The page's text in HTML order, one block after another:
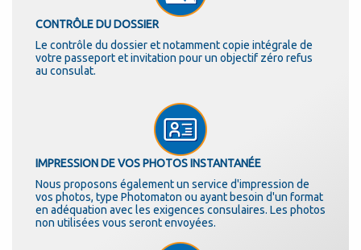
CONTRÔLE DU DOSSIER
Le contrôle du dossier et notamment copie intégrale de
votre passeport et invitation pour un objectif zéro refus
au consulat.
IMPRESSION DE VOS PHOTOS INSTANTANÉE
Nous proposons également un service d'impression de
vos photos, type Photomaton ou ayant besoin d'un format
en adéquation avec les exigences consulaires. Les photos
non utilisées vous seront envoyées.